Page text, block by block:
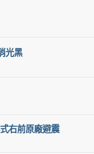
光黑
右前原廠避震